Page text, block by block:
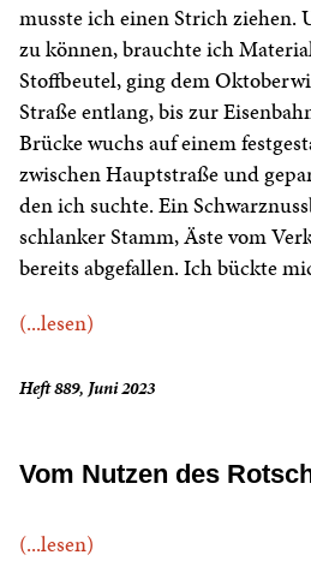
musste ich einen Strich ziehen.
zu können, brauchte ich
Stoffbeutel, ging dem
Straße entlang, bis zur
Brücke wuchs auf einem
zwischen Hauptstraße und
den ich suchte. Ein
schlanker Stamm, Äste vom
bereits abgefallen. Ich bückte
(...lesen)
Heft 889, Juni 2023
Vom Nutzen des
(...lesen)